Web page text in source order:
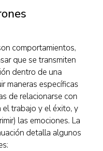
comportamientos,
que se transmiten
dentro de una
maneras específicas
de relacionarse con
el trabajo y el éxito, y
las emociones. La
detalla algunos